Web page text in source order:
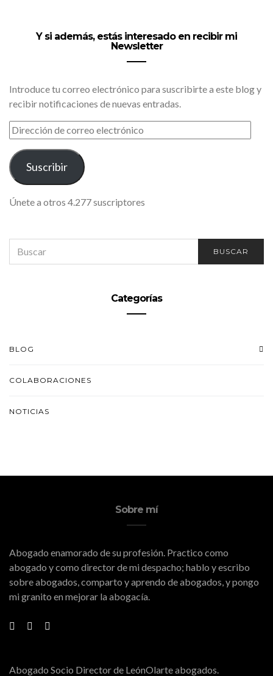
Y si además, estás interesado en recibir mi
Newsletter
Introduce tu correo electrónico para suscribirte a este blog y
recibir notificaciones de nuevas entradas.
DIRECCIÓN
DE
CORREO
ELECTRÓNICO
Suscribir
Únete a otros 4.277 suscriptores
FOR:
BUSCAR
Categorías
BLOG
COLABORACIONES
NOTICIAS
Sobre mí
Abogado enamorado de su profesión. Practico como
abogado y como director de mi despacho; hablo y escribo
sobre abogados, comparto y aprendo de abogados, y pongo
mi granito en mejorar la abogacía.
Abogado Socio Director de LeónOlarte abogados.